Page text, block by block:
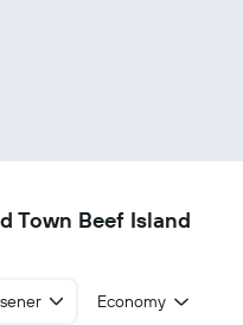
Town Beef Island
Economy